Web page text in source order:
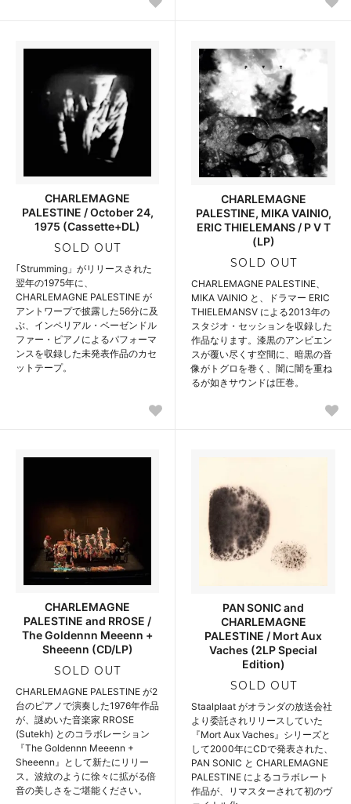
CHARLEMAGNE
PALESTINE / October 24,
1975 (Cassette+DL)
SOLD OUT
｢Strumming」がリリースされた
翌年の1975年に、
CHARLEMAGNE PALESTINE が
アントワープで披露した56分に及
ぶ、インペリアル・ベーゼンドル
ファー・ピアノによるパフォーマ
ンスを収録した未発表作品のカセ
ットテープ。
CHARLEMAGNE
PALESTINE, MIKA VAINIO,
ERIC THIELEMANS / P V T
(LP)
SOLD OUT
CHARLEMAGNE PALESTINE、
MIKA VAINIO と、ドラマー ERIC
THIELEMANSV による2013年の
スタジオ・セッションを収録した
作品なります。漆黒のアンビエン
スが覆い尽くす空間に、暗黒の音
像がトグロを巻く、闇に闇を重ね
るが如きサウンドは圧巻。
CHARLEMAGNE
PALESTINE and RROSE /
The Goldennn Meeenn +
Sheeenn (CD/LP)
SOLD OUT
CHARLEMAGNE PALESTINE が2
台のピアノで演奏した1976年作品
が、謎めいた音楽家 RROSE
(Sutekh) とのコラボレーション
『The Goldennn Meeenn +
Sheeenn』として新たにリリー
ス。波紋のように徐々に拡がる倍
音の美しさをご堪能ください。
PAN SONIC and
CHARLEMAGNE
PALESTINE / Mort Aux
Vaches (2LP Special
Edition)
SOLD OUT
Staalplaat がオランダの放送会社
より委託されリリースしていた
『Mort Aux Vaches』シリーズと
して2000年にCDで発表された、
PAN SONIC と CHARLEMAGNE
PALESTINE によるコラボレート
作品が、リマスターされて初のヴ